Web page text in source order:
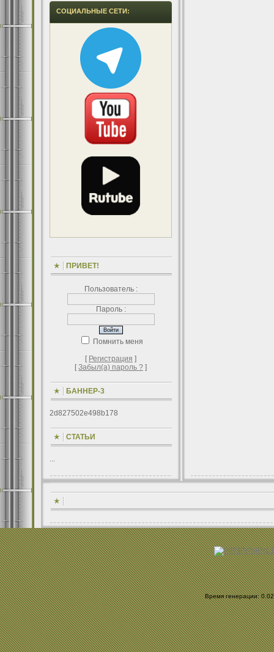
СОЦИАЛЬНЫЕ СЕТИ:
ПРИВЕТ!
Пользователь :
Пароль :
Помнить меня
[ Регистрация ]
[Забыл(а) пароль ? ]
БАННЕР-3
2d827502e498b178
СТАТЬИ
...
Время генерации: